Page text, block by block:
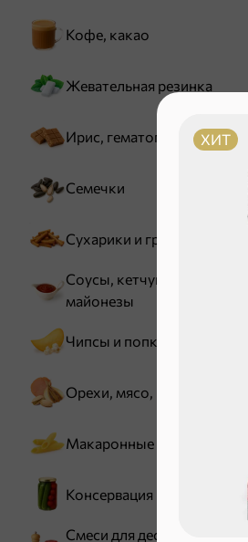
ХИТ
Кофе, какао
Жевательная резинка
Ирис, гематоген
Семечки
Сухарики и гренки
Соусы, кетчупы,
майонезы
Чипсы и попкорн
Орехи, мясо, рыба
Макаронные изделия
Консервация
Смеси для десертов,